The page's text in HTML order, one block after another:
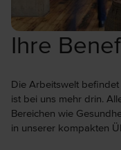
Ihre
Die Arbeitswelt
ist bei uns mehr drin.
Bereichen wie
in unserer kompakten